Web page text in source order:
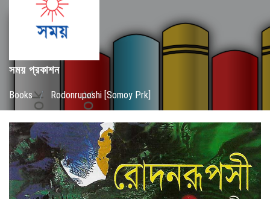
সময় প্রকাশন
Books / Rodonruposhi [Somoy Prk]